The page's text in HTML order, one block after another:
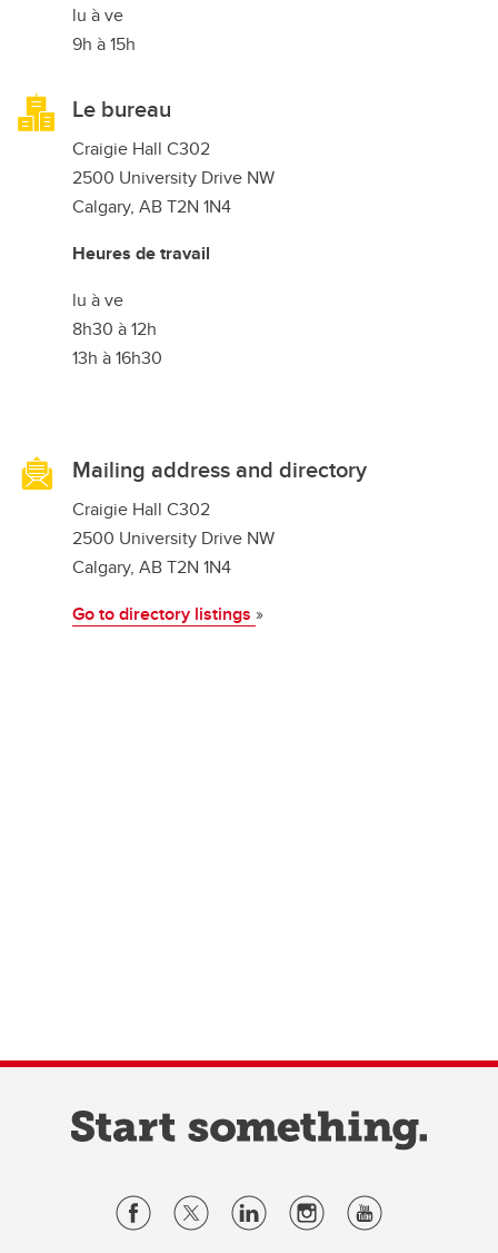
lu à ve
9h à 15h
Le bureau
Craigie Hall C302
2500 University Drive NW
Calgary, AB T2N 1N4
Heures de travail
lu à ve
8h30 à 12h
13h à 16h30
Mailing address and directory
Craigie Hall C302
2500 University Drive NW
Calgary, AB T2N 1N4
Go to directory listings »